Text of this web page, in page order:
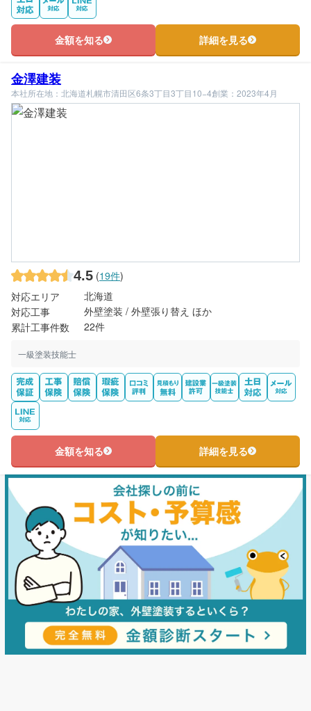
金額を知る 詳細を見る
金澤建装
本社所在地：北海道札幌市清田区6条3丁目3丁目10−4創業：2023年4月
4.5 (19件)
対応エリア
北海道
対応工事
外壁塗装 / 外壁張り替え ほか
累計工事件数
22件
一級塗装技能士
金額を知る 詳細を見る